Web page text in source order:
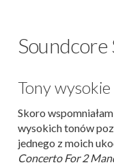
Soundcore
Tony wysokie
Skoro
wysokich tonów
jednego z moich
Concerto For 2